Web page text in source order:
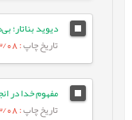
دیوید بناتار؛
تاریخ چاپ: 1405/03/08
مفهوم خدا در
تاریخ چاپ: 1405/03/08